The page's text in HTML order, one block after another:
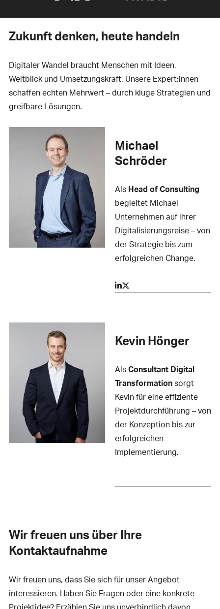
Zukunft denken, heute handeln
Digitaler Wandel braucht Menschen mit Ideen,
Weitblick und Umsetzungskraft. Unsere Expert:innen
schaffen echten Mehrwert – durch kluge Strategien und
greifbare Lösungen.
Michael
Schröder
Als Head of Consulting
begleitet Michael
Unternehmen auf ihrer
Digitalisierungsreise – von
der Strategie bis zum
erfolgreichen Change.
Kevin Hönger
AlsConsultant Digital
Transformationsorgt
Kevin für eine effiziente
Projektdurchführung – von
der Konzeption bis zur
erfolgreichen
Implementierung.
Wir freuen uns über Ihre
Kontaktaufnahme
Wir freuen uns, dass Sie sich für unser Angebot
interessieren. Haben Sie Fragen oder eine konkrete